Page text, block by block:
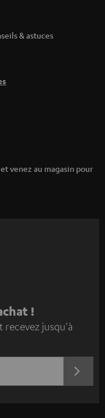
& astuces
venez au magasin pour
!
recevez jusqu'à